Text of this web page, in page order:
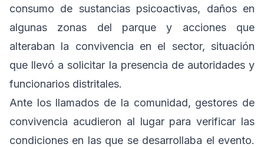
consumo de sustancias psicoactivas, daños en
algunas zonas del parque y acciones que
alteraban la convivencia en el sector, situación
que llevó a solicitar la presencia de autoridades y
funcionarios distritales.
Ante los llamados de la comunidad, gestores de
convivencia acudieron al lugar para verificar las
condiciones en las que se desarrollaba el evento.